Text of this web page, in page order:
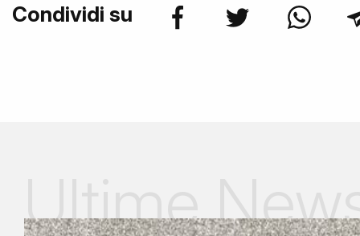
Condividi su
Ultime